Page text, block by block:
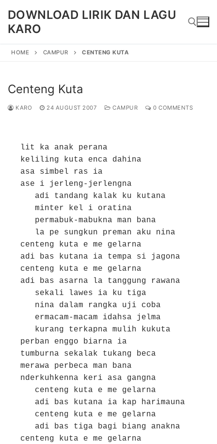
content
DOWNLOAD LIRIK DAN LAGU
KARO
HOME CAMPUR CENTENG KUTA
Centeng Kuta
KARO 24 AUGUST 2007 CAMPUR 0 COMMENTS
lit ka anak perana
keliling kuta enca dahina
asa simbel ras ia
ase i jerleng-jerlengna
   adi tandang kalak ku kutana
   minter kel i oratina
   permabuk-mabukna man bana
   la pe sungkun preman aku nina
centeng kuta e me gelarna
adi bas kutana ia tempa si jagona
centeng kuta e me gelarna
adi bas asarna la tanggung rawana
   sekali lawes ia ku tiga
   nina dalam rangka uji coba
   ermacam-macam idahsa jelma
   kurang terkapna mulih kukuta
perban enggo biarna ia
tumburna sekalak tukang beca
merawa perbeca man bana
nderkuhkenna keri asa gangna
   centeng kuta e me gelarna
   adi bas kutana ia kap harimauna
   centeng kuta e me gelarna
   adi bas tiga bagi biang anakna
centeng kuta e me gelarna